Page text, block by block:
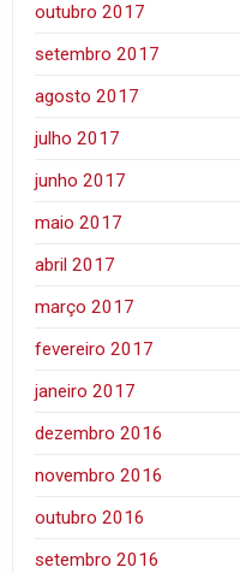
outubro 2017
setembro 2017
agosto 2017
julho 2017
junho 2017
maio 2017
abril 2017
março 2017
fevereiro 2017
janeiro 2017
dezembro 2016
novembro 2016
outubro 2016
setembro 2016